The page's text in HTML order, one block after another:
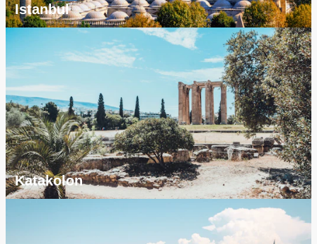
Istanbul
Katakolon